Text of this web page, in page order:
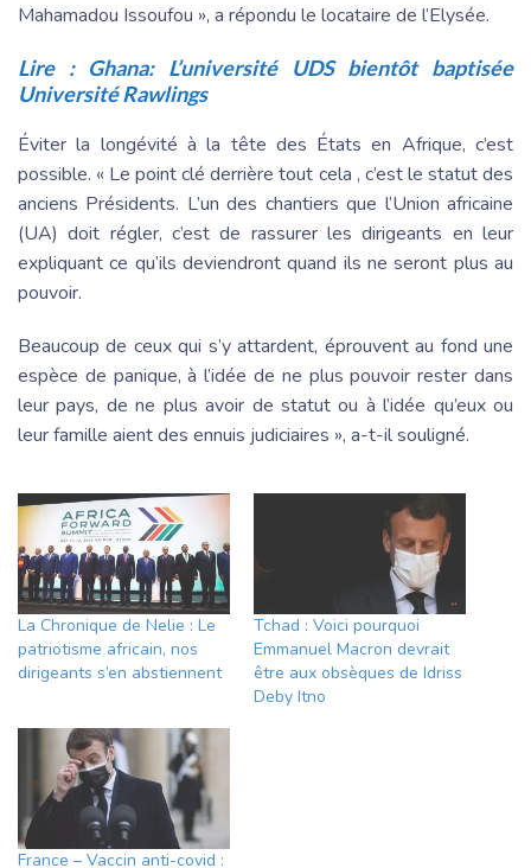
Mahamadou Issoufou », a répondu le locataire de l’Elysée.
Lire : Ghana: L’université UDS bientôt baptisée
Université Rawlings
Éviter la longévité à la tête des États en Afrique, c’est
possible. « Le point clé derrière tout cela , c’est le statut des
anciens Présidents. L’un des chantiers que l’Union africaine
(UA) doit régler, c’est de rassurer les dirigeants en leur
expliquant ce qu’ils deviendront quand ils ne seront plus au
pouvoir.
Beaucoup de ceux qui s’y attardent, éprouvent au fond une
espèce de panique, à l’idée de ne plus pouvoir rester dans
leur pays, de ne plus avoir de statut ou à l’idée qu’eux ou
leur famille aient des ennuis judiciaires », a-t-il souligné.
La Chronique de Nelie : Le
patriotisme africain, nos
dirigeants s’en abstiennent
Tchad : Voici pourquoi
Emmanuel Macron devrait
être aux obsèques de Idriss
Deby Itno
France – Vaccin anti-covid :